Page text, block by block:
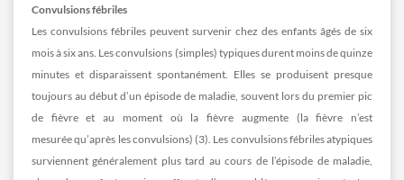
Convulsions fébriles
Les convulsions fébriles peuvent survenir chez des enfants âgés de six
mois à six ans. Les convulsions (simples) typiques durent moins de quinze
minutes et disparaissent spontanément. Elles se produisent presque
toujours au début d’un épisode de maladie, souvent lors du premier pic
de fièvre et au moment où la fièvre augmente (la fièvre n’est
mesurée qu’après les convulsions) (3). Les convulsions fébriles atypiques
surviennent généralement plus tard au cours de l’épisode de maladie,